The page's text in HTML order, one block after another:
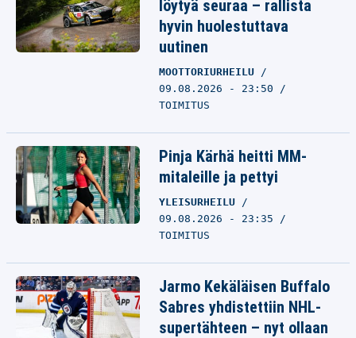
löytyä seuraa – rallista
hyvin huolestuttava
uutinen
MOOTTORIURHEILU
09.08.2026 - 23:50
TOIMITUS
Pinja Kärhä heitti MM-
mitaleille ja pettyi
YLEISURHEILU
09.08.2026 - 23:35
TOIMITUS
Jarmo Kekäläisen Buffalo
Sabres yhdistettiin NHL-
supertähteen – nyt ollaan